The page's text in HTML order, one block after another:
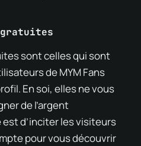
sont celles qui sont
de MYM Fans
En soi, elles ne vous
de l’argent
d’inciter les visiteurs
pour vous découvrir